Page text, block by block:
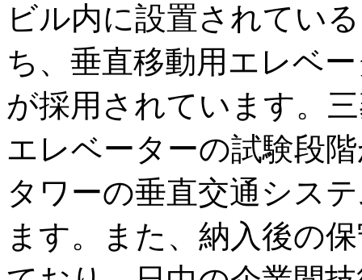
ビル内に設置されてい
ち、垂直移動用エレベ
が採用されています。
エレベーターの試験段
タワーの垂直交通シス
ます。また、納入後の